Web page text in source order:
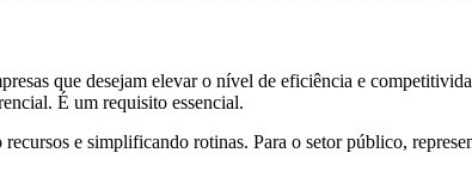
que desejam elevar o nível de eficiência e
É um requisito essencial.
e simplificando rotinas. Para o setor público,